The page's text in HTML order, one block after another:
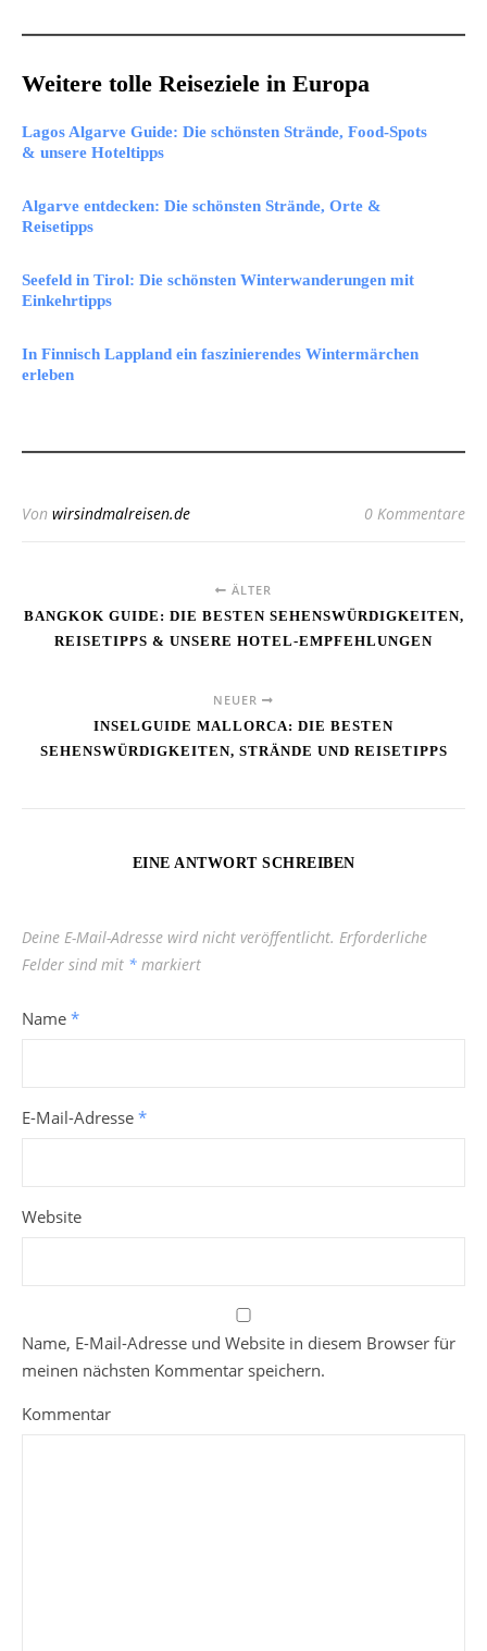
Weitere tolle Reiseziele in Europa
Lagos Algarve Guide: Die schönsten Strände, Food-Spots
& unsere Hoteltipps
Algarve entdecken: Die schönsten Strände, Orte &
Reisetipps
Seefeld in Tirol: Die schönsten Winterwanderungen mit
Einkehrtipps
In Finnisch Lappland ein faszinierendes Wintermärchen
erleben
Von wirsindmalreisen.de 0 Kommentare
ÄLTER
BANGKOK GUIDE: DIE BESTEN SEHENSWÜRDIGKEITEN,
REISETIPPS & UNSERE HOTEL-EMPFEHLUNGEN
NEUER
INSELGUIDE MALLORCA: DIE BESTEN
SEHENSWÜRDIGKEITEN, STRÄNDE UND REISETIPPS
EINE ANTWORT SCHREIBEN
Deine E-Mail-Adresse wird nicht veröffentlicht. Erforderliche
Felder sind mit * markiert
Name *
E-Mail-Adresse *
Website
Name, E-Mail-Adresse und Website in diesem Browser für
meinen nächsten Kommentar speichern.
Kommentar